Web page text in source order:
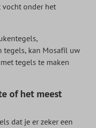
onder het
tegels, kan Mosafil uw
tegels te maken
of het meest
dat je er zeker een